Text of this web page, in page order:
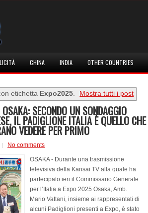
CHINA INDIA OTHER COUNTRIES
etichetta Expo2025. Mostra tutti i post
SECONDO UN SONDAGGIO
IL PADIGLIONE ITALIA È QUELLO CHE
VEDERE PER PRIMO
No comments
OSAKA - Durante una trasmissione
televisiva della Kansai TV alla quale ha
partecipato ieri il Commissario Generale
per l’Italia a Expo 2025 Osaka, Amb.
Mario Vattani, insieme ai rappresentati di
alcuni Padiglioni presenti a Expo, è stato